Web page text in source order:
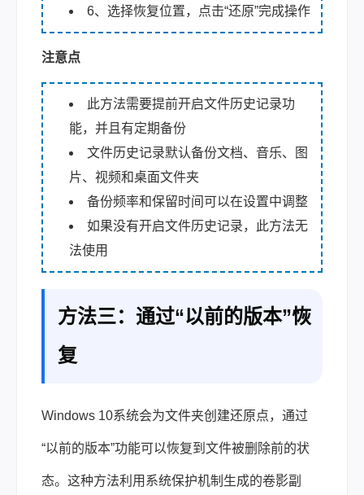
6、选择恢复位置，点击“还原”完成操作
注意点
此方法需要提前开启文件历史记录功
能，并且有定期备份
文件历史记录默认备份文档、音乐、图
片、视频和桌面文件夹
备份频率和保留时间可以在设置中调整
如果没有开启文件历史记录，此方法无
法使用
方法三：通过“以前的版本”恢
复
Windows 10系统会为文件夹创建还原点，通过
“以前的版本”功能可以恢复到文件被删除前的状
态。这种方法利用系统保护机制生成的卷影副